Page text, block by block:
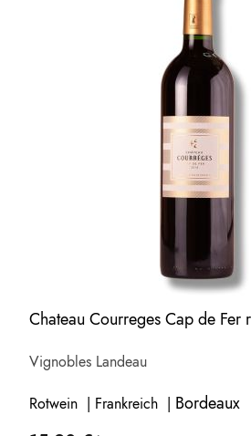
Chateau Courreges Cap de Fer
Vignobles Landeau
Rotwein | Frankreich | Bordeaux